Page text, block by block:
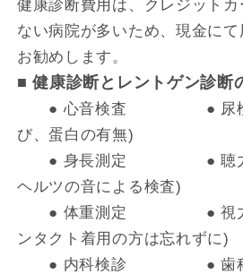
健康診断費用は、クレジット
ない病院が多いため、現金に
お勧めします。
■ 健康診断とレントゲン診断
● 心音検査 ● 尿検査(
び、蛋白の有無)
● 身長測定 ● 聴力検
ヘルツの音による検査)
● 体重測定 ● 視力検
ンタクト着用の方は忘れずに)
● 内科検診 ● 歯